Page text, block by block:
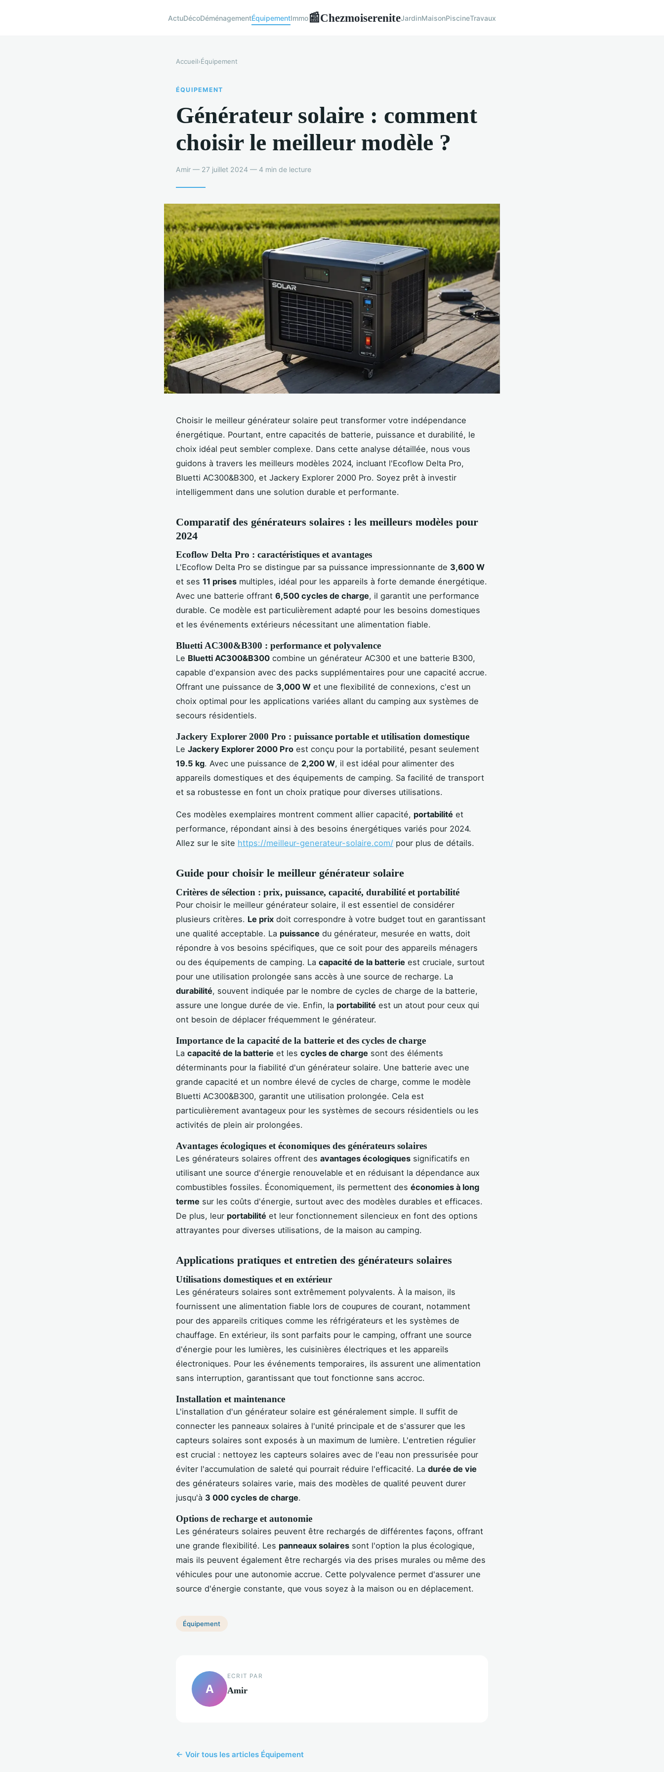
ActuDécoDéménagementÉquipementImmo📰ChezmoisereniteJardinMaisonPiscineTravaux
Accueil›Équipement
ÉQUIPEMENT
Générateur solaire : comment
choisir le meilleur modèle ?
Amir — 27 juillet 2024 — 4 min de lecture
Choisir le meilleur générateur solaire peut transformer votre indépendance
énergétique. Pourtant, entre capacités de batterie, puissance et durabilité, le
choix idéal peut sembler complexe. Dans cette analyse détaillée, nous vous
guidons à travers les meilleurs modèles 2024, incluant l'Ecoflow Delta Pro,
Bluetti AC300&B300, et Jackery Explorer 2000 Pro. Soyez prêt à investir
intelligemment dans une solution durable et performante.
Comparatif des générateurs solaires : les meilleurs modèles pour
2024
Ecoflow Delta Pro : caractéristiques et avantages
L'Ecoflow Delta Pro se distingue par sa puissance impressionnante de 3,600 W
et ses 11 prises multiples, idéal pour les appareils à forte demande énergétique.
Avec une batterie offrant 6,500 cycles de charge, il garantit une performance
durable. Ce modèle est particulièrement adapté pour les besoins domestiques
et les événements extérieurs nécessitant une alimentation fiable.
Bluetti AC300&B300 : performance et polyvalence
Le Bluetti AC300&B300 combine un générateur AC300 et une batterie B300,
capable d'expansion avec des packs supplémentaires pour une capacité accrue.
Offrant une puissance de 3,000 W et une flexibilité de connexions, c'est un
choix optimal pour les applications variées allant du camping aux systèmes de
secours résidentiels.
Jackery Explorer 2000 Pro : puissance portable et utilisation domestique
Le Jackery Explorer 2000 Pro est conçu pour la portabilité, pesant seulement
19.5 kg. Avec une puissance de 2,200 W, il est idéal pour alimenter des
appareils domestiques et des équipements de camping. Sa facilité de transport
et sa robustesse en font un choix pratique pour diverses utilisations.
Ces modèles exemplaires montrent comment allier capacité, portabilité et
performance, répondant ainsi à des besoins énergétiques variés pour 2024.
Allez sur le site https://meilleur-generateur-solaire.com/ pour plus de détails.
Guide pour choisir le meilleur générateur solaire
Critères de sélection : prix, puissance, capacité, durabilité et portabilité
Pour choisir le meilleur générateur solaire, il est essentiel de considérer
plusieurs critères. Le prix doit correspondre à votre budget tout en garantissant
une qualité acceptable. La puissance du générateur, mesurée en watts, doit
répondre à vos besoins spécifiques, que ce soit pour des appareils ménagers
ou des équipements de camping. La capacité de la batterie est cruciale, surtout
pour une utilisation prolongée sans accès à une source de recharge. La
durabilité, souvent indiquée par le nombre de cycles de charge de la batterie,
assure une longue durée de vie. Enfin, la portabilité est un atout pour ceux qui
ont besoin de déplacer fréquemment le générateur.
Importance de la capacité de la batterie et des cycles de charge
La capacité de la batterie et les cycles de charge sont des éléments
déterminants pour la fiabilité d'un générateur solaire. Une batterie avec une
grande capacité et un nombre élevé de cycles de charge, comme le modèle
Bluetti AC300&B300, garantit une utilisation prolongée. Cela est
particulièrement avantageux pour les systèmes de secours résidentiels ou les
activités de plein air prolongées.
Avantages écologiques et économiques des générateurs solaires
Les générateurs solaires offrent des avantages écologiques significatifs en
utilisant une source d'énergie renouvelable et en réduisant la dépendance aux
combustibles fossiles. Économiquement, ils permettent des économies à long
terme sur les coûts d'énergie, surtout avec des modèles durables et efficaces.
De plus, leur portabilité et leur fonctionnement silencieux en font des options
attrayantes pour diverses utilisations, de la maison au camping.
Applications pratiques et entretien des générateurs solaires
Utilisations domestiques et en extérieur
Les générateurs solaires sont extrêmement polyvalents. À la maison, ils
fournissent une alimentation fiable lors de coupures de courant, notamment
pour des appareils critiques comme les réfrigérateurs et les systèmes de
chauffage. En extérieur, ils sont parfaits pour le camping, offrant une source
d'énergie pour les lumières, les cuisinières électriques et les appareils
électroniques. Pour les événements temporaires, ils assurent une alimentation
sans interruption, garantissant que tout fonctionne sans accroc.
Installation et maintenance
L'installation d'un générateur solaire est généralement simple. Il suffit de
connecter les panneaux solaires à l'unité principale et de s'assurer que les
capteurs solaires sont exposés à un maximum de lumière. L'entretien régulier
est crucial : nettoyez les capteurs solaires avec de l'eau non pressurisée pour
éviter l'accumulation de saleté qui pourrait réduire l'efficacité. La durée de vie
des générateurs solaires varie, mais des modèles de qualité peuvent durer
jusqu'à 3 000 cycles de charge.
Options de recharge et autonomie
Les générateurs solaires peuvent être rechargés de différentes façons, offrant
une grande flexibilité. Les panneaux solaires sont l'option la plus écologique,
mais ils peuvent également être rechargés via des prises murales ou même des
véhicules pour une autonomie accrue. Cette polyvalence permet d'assurer une
source d'énergie constante, que vous soyez à la maison ou en déplacement.
Équipement
A
ECRIT PAR
Amir
← Voir tous les articles Équipement